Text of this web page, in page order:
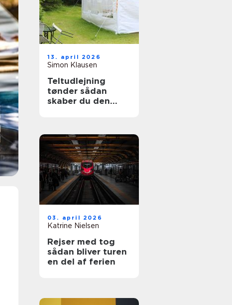
13. april 2026
Simon Klausen
Teltudlejning
tønder sådan
skaber du den
03. april 2026
Katrine Nielsen
Rejser med tog
sådan bliver turen
en del af ferien